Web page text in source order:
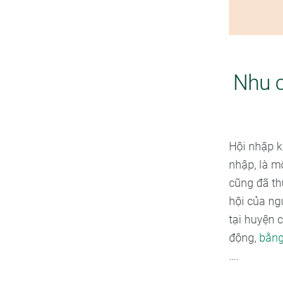
Nhu
Hội nhập
nhập, là
cũng đã
hội của
tại huyện
động,
….